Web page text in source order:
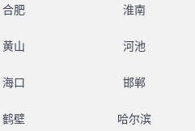
合肥 淮南
黄山 河池
海口 邯郸
鹤壁 哈尔滨